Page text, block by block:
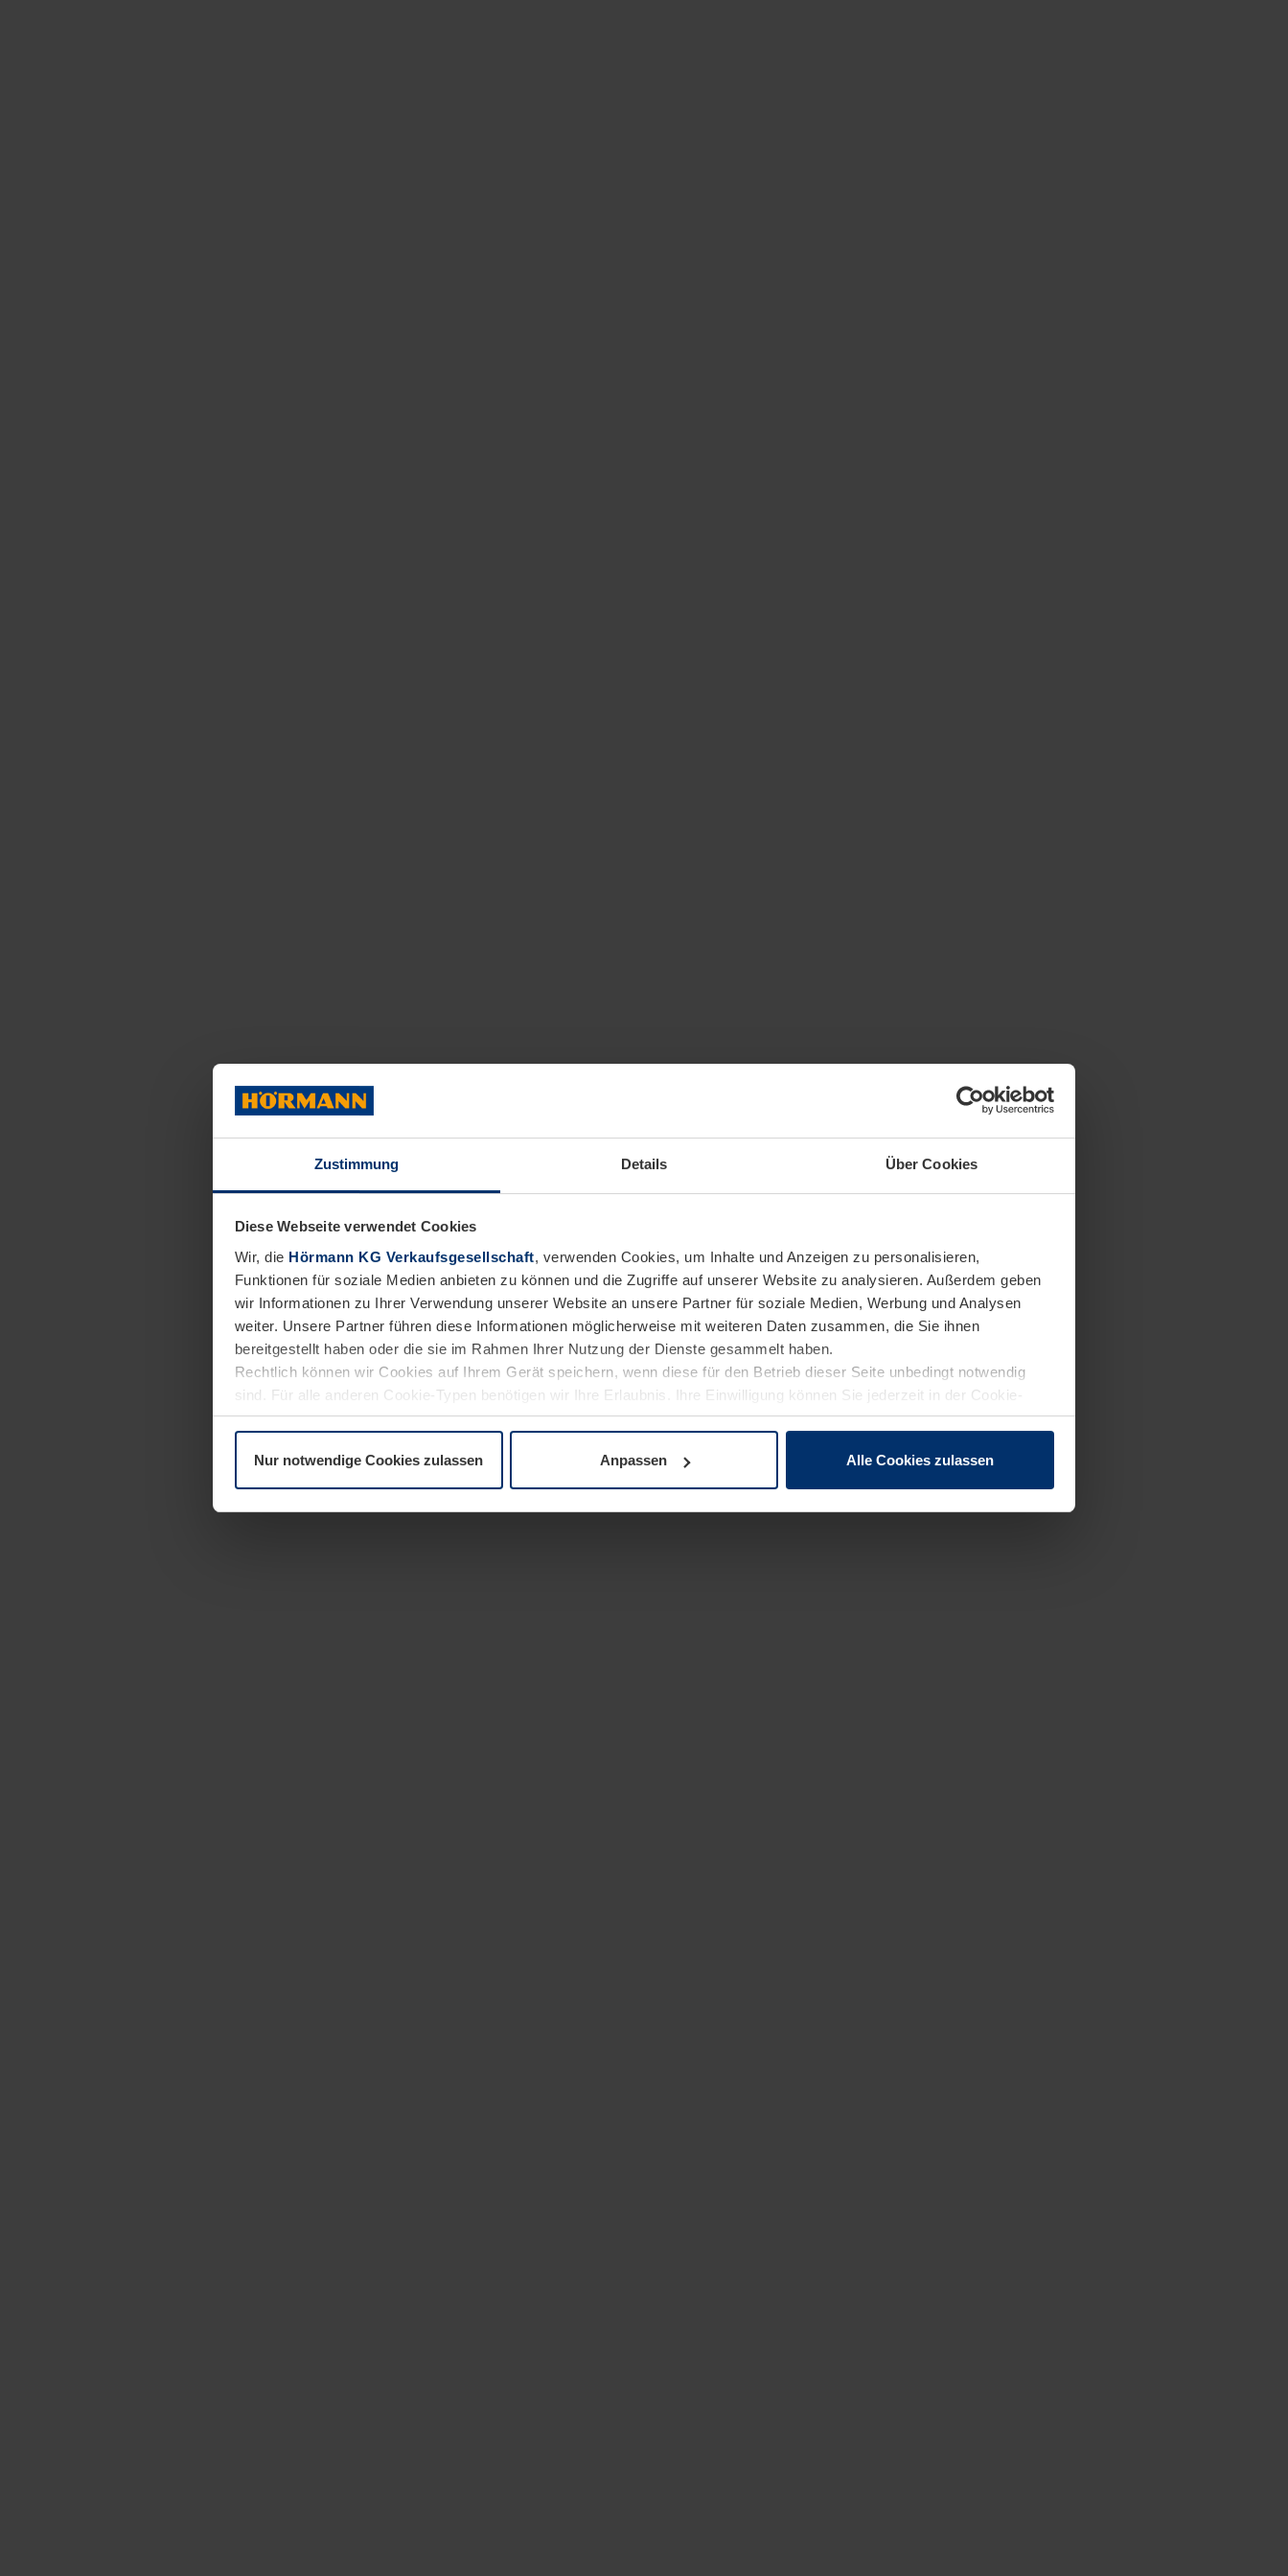
Zustimmung Details Über Cookies
Diese Webseite verwendet Cookies
Wir, die Hörmann KG Verkaufsgesellschaft, verwenden Cookies, um Inhalte und Anzeigen zu personalisieren,
Funktionen für soziale Medien anbieten zu können und die Zugriffe auf unserer Website zu analysieren. Außerdem geben
wir Informationen zu Ihrer Verwendung unserer Website an unsere Partner für soziale Medien, Werbung und Analysen
weiter. Unsere Partner führen diese Informationen möglicherweise mit weiteren Daten zusammen, die Sie ihnen
bereitgestellt haben oder die sie im Rahmen Ihrer Nutzung der Dienste gesammelt haben.
Rechtlich können wir Cookies auf Ihrem Gerät speichern, wenn diese für den Betrieb dieser Seite unbedingt notwendig
sind. Für alle anderen Cookie-Typen benötigen wir Ihre Erlaubnis. Ihre Einwilligung können Sie jederzeit in der Cookie-
Erläuterung auf der SeiteDatenschutzerklärungunserer Website ändern oder widerrufen.
Nur notwendige Cookies zulassen Anpassen Alle Cookies zulassen